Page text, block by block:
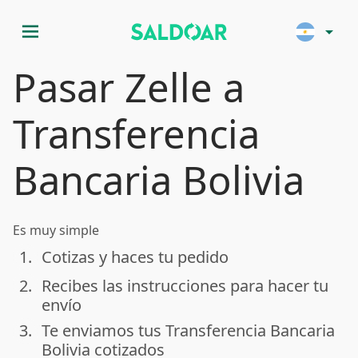
menu arrow_drop_down
Pasar Zelle a
Transferencia
Bancaria Bolivia
Es muy simple
done
1. Cotizas y haces tu pedido
done
2. Recibes las instrucciones para hacer tu
envío
done
3. Te enviamos tus Transferencia Bancaria
Bolivia cotizados